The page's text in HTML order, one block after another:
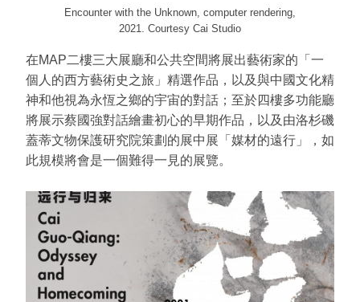
Encounter with the Unknown, computer rendering,
2021. Courtesy Cai Studio
在MAP二樓三大展廳和公共空間將展出藝術家的「一
個人的西方藝術史之旅」精選作品，以及與中國文化精
神和他視為永恆之鄉的宇宙的對話；至於四樓多功能廳
將展示蔡國強對話繪畫初心的早期作品，以及由洛杉磯
蓋蒂文物保護研究院策劃的展中展「媒材的遠行」，如
此規模將會是一個難得一見的展覽。